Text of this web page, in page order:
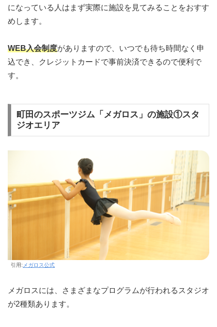
になっている人はまず実際に施設を見てみることをおすす
めします。
WEB入会制度がありますので、いつでも待ち時間なく申
込でき、クレジットカードで事前決済できるので便利で
す。
町田のスポーツジム「メガロス」の施設①スタ
ジオエリア
引用: メガロス公式
メガロスには、さまざまなプログラムが行われるスタジオ
が2種類あります。